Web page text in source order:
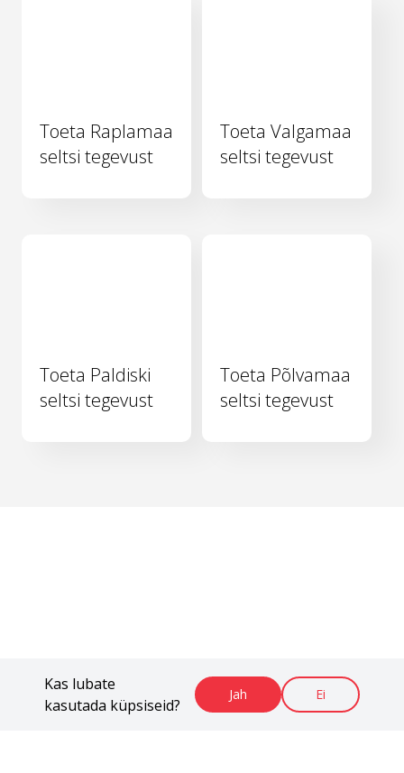
Kas lubate
kasutada küpsiseid?
Jah Ei
Toeta Raplamaa
seltsi tegevust
Toeta Valgamaa
seltsi tegevust
Toeta Paldiski
seltsi tegevust
Toeta Põlvamaa
seltsi tegevust